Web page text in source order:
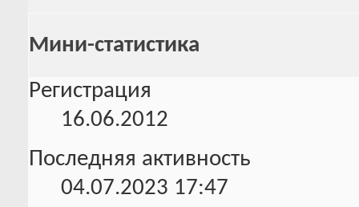
Мини-статистика
Регистрация
16.06.2012
Последняя активность
04.07.2023 17:47